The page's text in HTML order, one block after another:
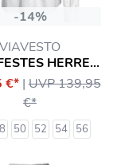
-14%
VIAVESTO
STICHFESTES HERRENHEMD SR. EANES
€* |UVP 139,95
€*
50 52 54 56